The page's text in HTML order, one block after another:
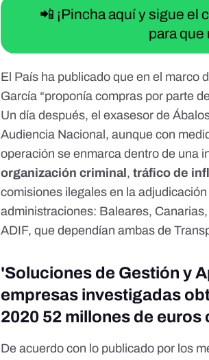
📲 ¡Pincha aquí y sigue el
para que
El País ha publicado que en el marco
García “proponía compras por parte
Un día después, el exasesor de
Audiencia Nacional, aunque con
operación se enmarca dentro de una
organización criminal ,tráfico de
comisiones ilegales en la
administraciones: Baleares,
ADIF, que dependían ambas de
'Soluciones de Gestión y
empresas investigadas
2020 52 millones de
De acuerdo con lo publicado por los